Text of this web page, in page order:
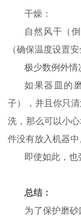
干燥：
自然风干（
（确保温度设置
极少数例外情
如果器皿的
子），并且你只
洗，那么可以小
件没有放入机器中
即使如此，也
总结：
为了保护磨